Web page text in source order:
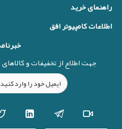
راهنمای خرید
اطلاعات کامپیوتر افق
جهت اطلاع از تخفیفات و